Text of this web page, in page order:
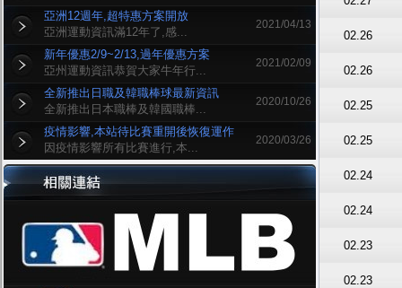
亞洲12週年,超特惠方案開放
亞洲運動資訊滿12年了,感...
2021/04/13
新年優惠2/9~2/13,過年優惠方案
亞州運動資訊恭賀大家牛年行...
2021/02/09
全新推出日職及韓職棒球最新資訊
全新推出日本職棒及韓國職棒...
2020/10/26
疫情影響,本站待比賽重開後恢復運作
因疫情影響所有比賽進行,本...
2020/03/26
02.26
02.26
02.25
02.25
02.24
02.24
02.23
02.23